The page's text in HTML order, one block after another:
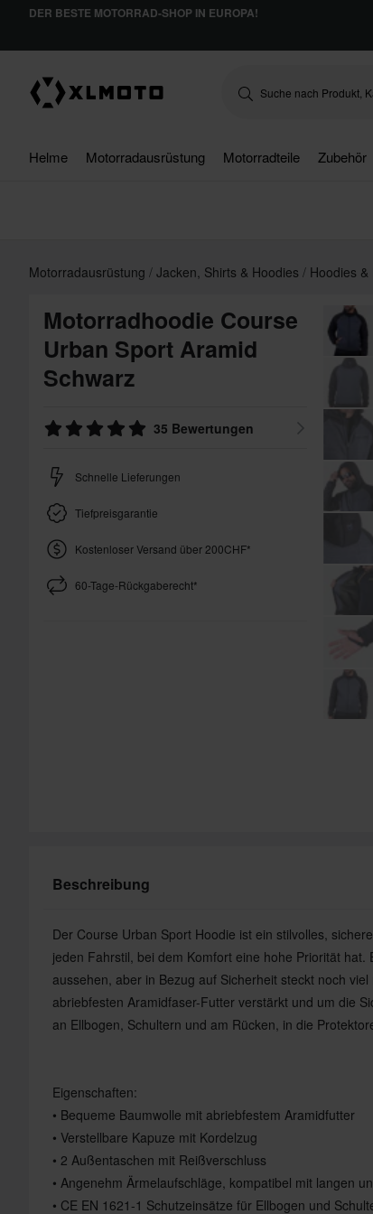
DER BESTE MOTORRAD-SHOP IN EUROPA!
Helme Motorradausrüstung Motorradteile Zubehör
Motorradausrüstung Jacken, Shirts & Hoodies Hoodies &
Motorradhoodie Course
Urban Sport Aramid
Schwarz
35 Bewertungen
Schnelle Lieferungen
Tiefpreisgarantie
Kostenloser Versand über 200CHF*
60-Tage-Rückgaberecht*
Beschreibung
Der Course Urban Sport Hoodie ist ein stilvolles,
jeden Fahrstil, bei dem Komfort eine hohe Priorität hat.
aussehen, aber in Bezug auf Sicherheit steckt noch
abriebfesten Aramidfaser-Futter verstärkt und um die
an Ellbogen, Schultern und am Rücken, in die
Eigenschaften:
• Bequeme Baumwolle mit abriebfestem Aramidfutter
• Verstellbare Kapuze mit Kordelzug
• 2 Außentaschen mit Reißverschluss
• Angenehm Ärmelaufschläge, kompatibel mit langen
• CE EN 1621-1 Schutzeinsätze für Ellbogen und